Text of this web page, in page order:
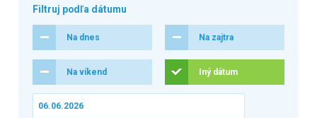
Filtruj podľa dátumu
Na dnes Na zajtra
Na víkend Iný dátum